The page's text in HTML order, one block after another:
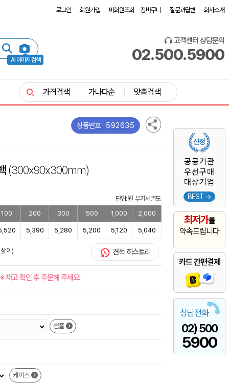
로그인 회원가입 비회원조회 장바구니 질문과답변 회사소개
AI 이미지 검색
고객센터 상담문의
02.500.5900
공공기관
우선구매
대상기업
BEST →
최저가를
약속드립니다
카드 간편결제
상담전화
02) 500
5900
가격검색 가나다순 맞춤검색
상품번호 592635
(300x90x300mm)
단위: 원 부가세별도
100
200 300 500 1,000 2,000
5,390 5,280 5,200 5,120 5,040
이) 견적 히스토리
※ 재고 확인 후 주문해 주세요!
샘플
케이스